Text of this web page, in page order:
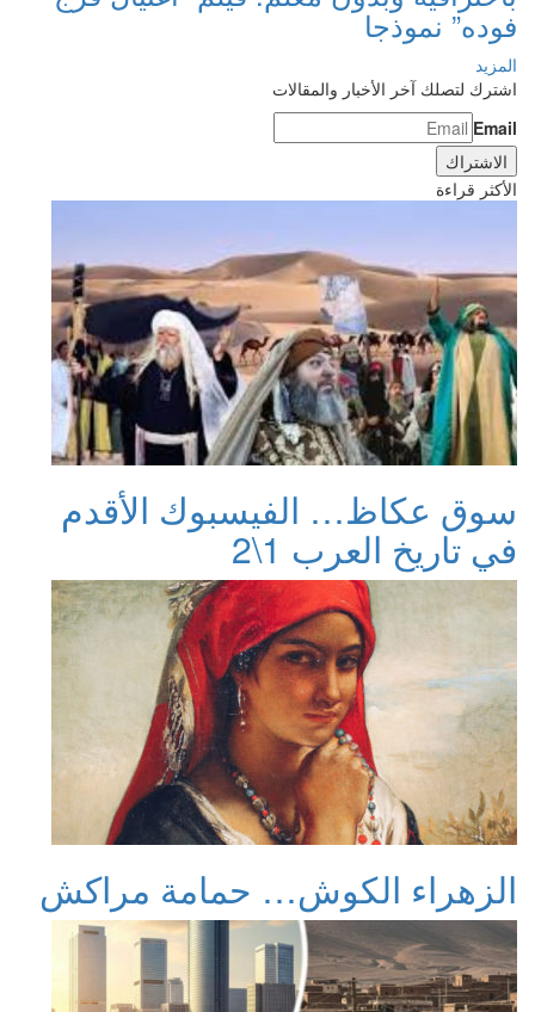
فوده” نموذجا
المزيد
اشترك لتصلك آخر الأخبار والمقالات
Email
الأكثر قراءة
سوق عكاظ… الفيسبوك الأقدم
في تاريخ العرب 1\2
الزهراء الكوش… حمامة مراكش